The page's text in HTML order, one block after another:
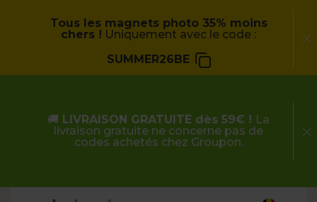
Tous les magnets photo 35% moins
chers ! Uniquement avec le code :
SUMMER26BE
🚚 LIVRAISON GRATUITE dès 59€ ! La
livraison gratuite ne concerne pas de
codes achetés chez Groupon.